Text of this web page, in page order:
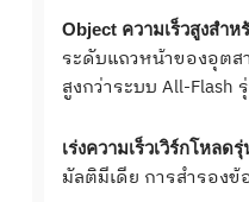
Object ความเร็วสูงสำห
ระดับแถวหน้าของอุตส
สูงกว่าระบบ All-Flash
เร่งความเร็วเวิร์กโหล
มัลติมีเดีย การสำรองข้